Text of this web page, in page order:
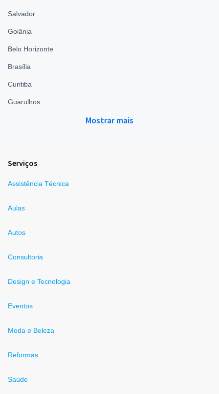
Salvador
Goiânia
Belo Horizonte
Brasília
Curitiba
Guarulhos
Mostrar mais
Serviços
Assistência Técnica
Aulas
Autos
Consultoria
Design e Tecnologia
Eventos
Moda e Beleza
Reformas
Saúde